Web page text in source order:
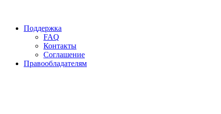
Поддержка
FAQ
Контакты
Соглашение
Правообладателям